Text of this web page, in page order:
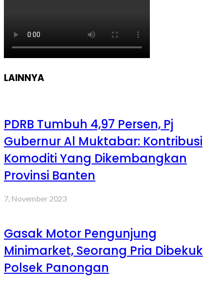
LAINNYA
PDRB Tumbuh 4,97 Persen, Pj
Gubernur Al Muktabar: Kontribusi
Komoditi Yang Dikembangkan
Provinsi Banten
7, November 2023
Gasak Motor Pengunjung
Minimarket, Seorang Pria Dibekuk
Polsek Panongan